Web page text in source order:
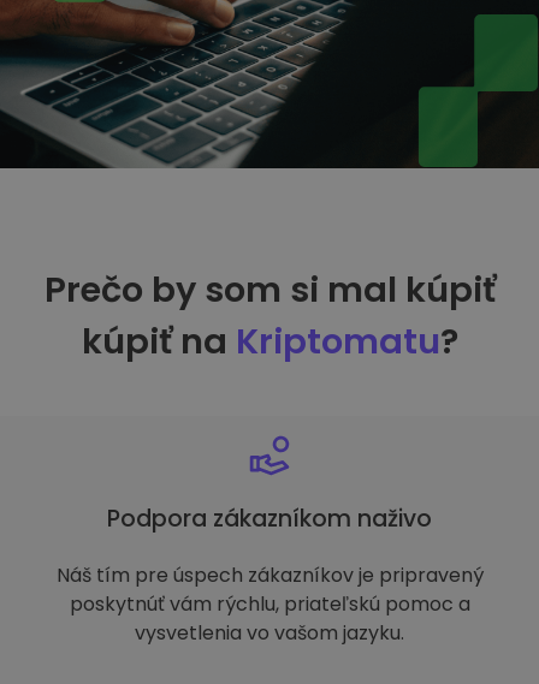
Prečo by som si mal kúpiť
kúpiť na Kriptomatu?
Podpora zákazníkom naživo
Náš tím pre úspech zákazníkov je pripravený
poskytnúť vám rýchlu, priateľskú pomoc a
vysvetlenia vo vašom jazyku.